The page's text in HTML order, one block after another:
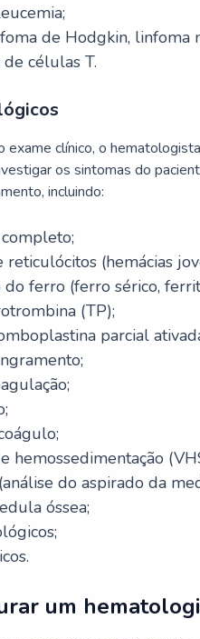
de Hodgkin, linfoma
células T.
exame clínico, o
os sintomas do
incluindo:
reticulócitos (hemácias
ferro (ferro sérico,
(TP);
parcial
hemossedimentação
do aspirado da
óssea;
um